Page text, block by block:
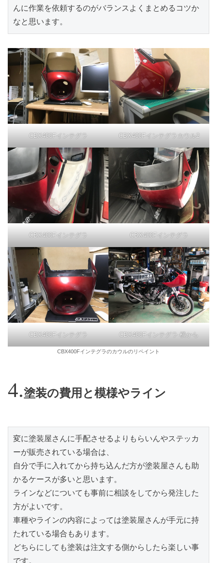
んに作業を依頼するのがバランスよくまとめるコツか
なと思います。
CBX400Fインテグラ CBX400Fインテグラカウル2
CBX400Fインテグラ CBX400Fインテグラ
CBX400Fインテグラ CBX400Fインテグラ-横から
CBX400Fインテグラのカウルのリペイント
塗装の費用と模様やライン
変に塗装屋さんに手配させるよりもらいんやステッカ
ーが販売されている場合は、
自分で手に入れてから持ち込んだ方が塗装屋さんも助
かるケースが多いと思います。
ラインなどについても事前に相談をしてから発注した
方がよいです。
車種やラインの内容によっては塗装屋さんが手元に持
たれている場合もあります。
どちらにしても塗装は注文する側からしたら楽しい事
です。